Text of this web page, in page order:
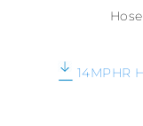
14MPHR